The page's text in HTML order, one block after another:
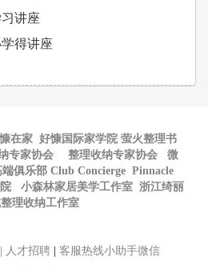
讲座
得讲座
在家 好慷国际家学院 萤火整理书
专家协会 整理收纳专家协会
微
端俱乐部 Club Concierge Pinnacle
小森林家居美学工作室 浙江绮丽
整理收纳工作室
人才招聘
客服热线小助手微信